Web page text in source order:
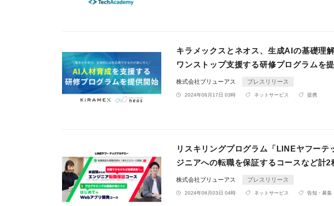
キラメックスとネオス、生成AIの基礎理
ワンストップ支援する研修プログラムを
株式会社ブリューアス プレスリリース
2024年06月17日 03時 ネットサービス 提携
リスキリングプログラム「LINEヤフー
ジニアへの転職を保証するコースなど計
株式会社ブリューアス プレスリリース
2024年06月03日 04時 ネットサービス 告知・募集